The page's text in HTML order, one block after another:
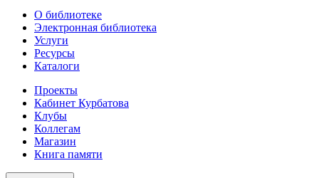
О библиотеке
Электронная библиотека
Услуги
Ресурсы
Каталоги
Проекты
Кабинет Курбатова
Клубы
Коллегам
Магазин
Книга памяти